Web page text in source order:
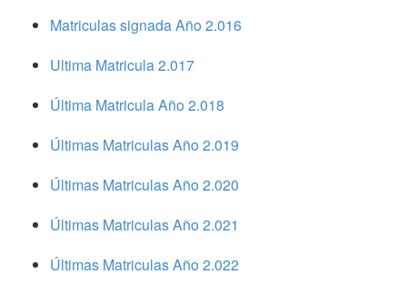
Matriculas signada Año 2.016
Ultima Matricula 2.017
Última Matricula Año 2.018
Últimas Matriculas Año 2.019
Últimas Matriculas Año 2.020
Últimas Matriculas Año 2.021
Últimas Matriculas Año 2.022